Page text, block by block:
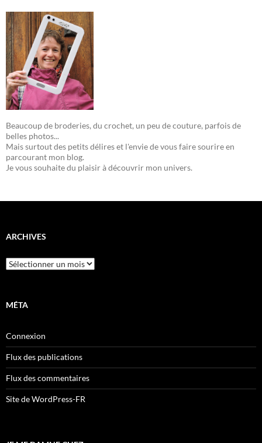
Beaucoup de broderies, du crochet, un peu de couture, parfois de
belles photos...
Mais surtout des petits délires et l'envie de vous faire sourire en
parcourant mon blog.
Je vous souhaite du plaisir à découvrir mon univers.
ARCHIVES
Archives
MÉTA
Connexion
Flux des publications
Flux des commentaires
Site de WordPress-FR